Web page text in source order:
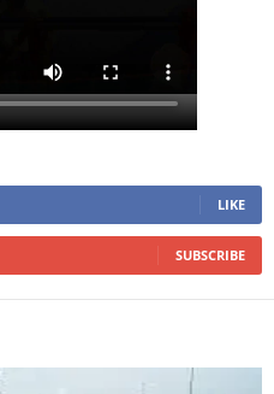
LIKE
SUBSCRIBE